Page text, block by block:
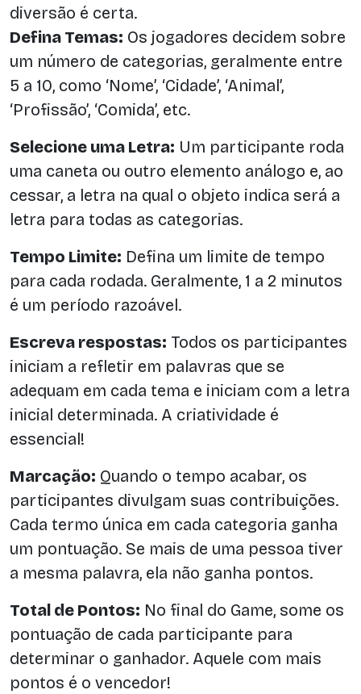
diversão é certa.
Defina Temas: Os jogadores decidem sobre
um número de categorias, geralmente entre
5 a 10, como ‘Nome’, ‘Cidade’, ‘Animal’,
‘Profissão’, ‘Comida’, etc.
Selecione uma Letra: Um participante roda
uma caneta ou outro elemento análogo e, ao
cessar, a letra na qual o objeto indica será a
letra para todas as categorias.
Tempo Limite: Defina um limite de tempo
para cada rodada. Geralmente, 1 a 2 minutos
é um período razoável.
Escreva respostas: Todos os participantes
iniciam a refletir em palavras que se
adequam em cada tema e iniciam com a letra
inicial determinada. A criatividade é
essencial!
Marcação: Quando o tempo acabar, os
participantes divulgam suas contribuições.
Cada termo única em cada categoria ganha
um pontuação. Se mais de uma pessoa tiver
a mesma palavra, ela não ganha pontos.
Total de Pontos: No final do Game, some os
pontuação de cada participante para
determinar o ganhador. Aquele com mais
pontos é o vencedor!